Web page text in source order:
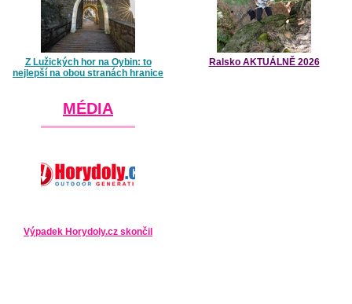
Z Lužických hor na Oybin: to
nejlepší na obou stranách hranice
Ralsko AKTUÁLNĚ 2026
MÉDIA
Výpadek Horydoly.cz skončil